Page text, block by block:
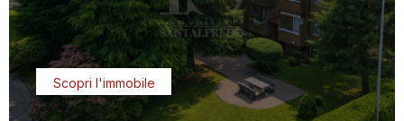
Scopri l'immobile